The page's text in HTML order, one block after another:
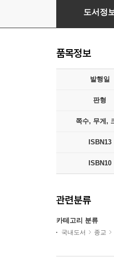
행복을 부르는
도서정
품목정보
발행일
판형
쪽수, 무게,
ISBN13
ISBN10
관련분류
카테고리 분류
국내도서 종교